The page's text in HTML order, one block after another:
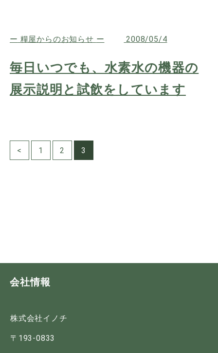
糧屋からのお知らせ 2008/05/4
毎日いつでも、水素水の機器の
展示説明と試飲をしています
< 1 2 3
会社情報
株式会社イノチ
〒193-0833